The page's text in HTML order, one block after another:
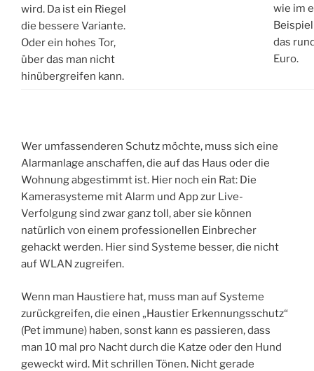
wird. Da ist ein Riegel
die bessere Variante.
Oder ein hohes Tor,
über das man nicht
hinübergreifen kann.
wie im
das
Euro.
Wer umfassenderen Schutz möchte, muss sich eine
Alarmanlage anschaffen, die auf das Haus oder die
Wohnung abgestimmt ist. Hier noch ein Rat: Die
Kamerasysteme mit Alarm und App zur Live-
Verfolgung sind zwar ganz toll, aber sie können
natürlich von einem professionellen Einbrecher
gehackt werden. Hier sind Systeme besser, die nicht
auf WLAN zugreifen.
Wenn man Haustiere hat, muss man auf Systeme
zurückgreifen, die einen „Haustier Erkennungsschutz“
(Pet immune) haben, sonst kann es passieren, dass
man 10 mal pro Nacht durch die Katze oder den Hund
geweckt wird. Mit schrillen Tönen. Nicht gerade